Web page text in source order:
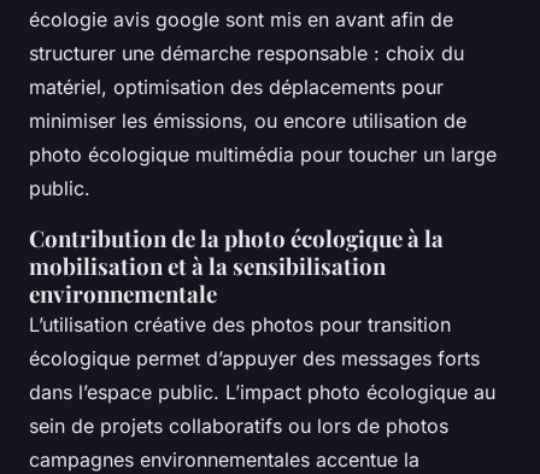
écologie avis google sont mis en avant afin de
structurer une démarche responsable : choix du
matériel, optimisation des déplacements pour
minimiser les émissions, ou encore utilisation de
photo écologique multimédia pour toucher un large
public.
Contribution de la photo écologique à la
mobilisation et à la sensibilisation
environnementale
L’utilisation créative des photos pour transition
écologique permet d’appuyer des messages forts
dans l’espace public. L’impact photo écologique au
sein de projets collaboratifs ou lors de photos
campagnes environnementales accentue la